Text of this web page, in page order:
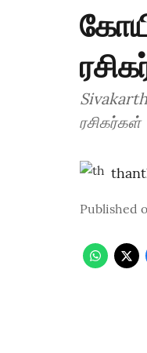
ரசிகர்கள்
Published